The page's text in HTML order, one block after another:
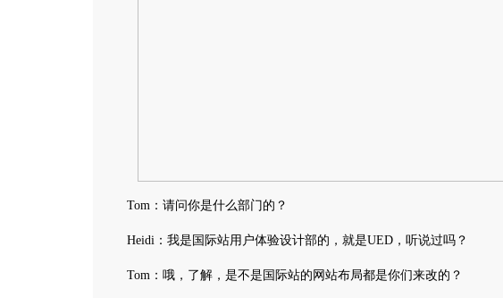
Tom：请问你是什么部门的？
Heidi：我是国际站用户体验设计部的，就是UED，听说过吗？
Tom：哦，了解，是不是国际站的网站布局都是你们来改的？